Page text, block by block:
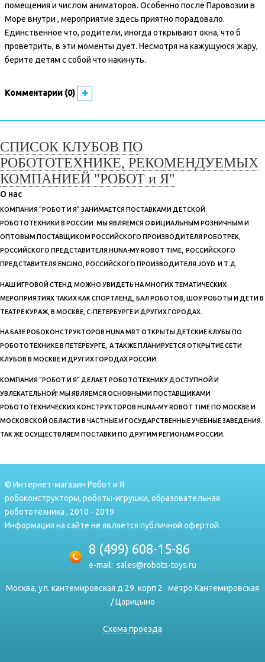
помещения и числом аниматоров. Особенно после Паровозии в
Море внутри , мероприятие здесь приятно порадовало.
Единственное что, родители, иногда открывают окна, что б
проветрить, в эти моменты дует. Несмотря на кажущуюся жару,
берите детям с собой что накинуть.
Комментарии (0)
СПИСОК КЛУБОВ ПО
РОБОТОТЕХНИКЕ, РЕКОМЕНДУЕМЫХ
КОМПАНИЕЙ "РОБОТ и Я"
О нас
КОМПАНИЯ "РОБОТ И Я" ЗАНИМАЕТСЯ ПОСТАВКАМИ ДЕТСКОЙ
РОБОТОТЕХНИКИ В РОССИИ. МЫ ЯВЛЯЕМСЯ ОФИЦИАЛЬНЫМ РОЗНИЧНЫМ И
ОПТОВЫМ ПОСТАВЩИКОМ РОССИЙСКОГО ПРОИЗВОДИТЕЛЯ РОБОТРЕК,
РОССИЙСКОГО ПРЕДСТАВИТЕЛЯ HUNA-MY ROBOT TIME, РОССИЙСКОГО
ПРЕДСТАВИТЕЛЯ ENGINO, РОССИЙСКОГО ПРОИЗВОДИТЕЛЯ JOYD И Т.Д.
НАШ ИГРОВОЙ СТЕНД МОЖНО УВИДЕТЬ НА МНОГИХ ТЕМАТИЧЕСКИХ
МЕРОПРИЯТИЯХ ТАКИХ КАК СПОРТЛЕНД, БАЛ РОБОТОВ, ШОУ РОБОТЫ И ДЕТИ В
ТЕАТРЕ КУРАЖ, В МОСКВЕ, С-ПЕТЕРБУРГЕ И ДРУГИХ ГОРОДАХ.
НА БАЗЕ РОБОКОНСТРУКТОРОВ HUNA MRT ОТКРЫТЫ ДЕТСКИЕ КЛУБЫ ПО
РОБОТОТЕХНИКЕ В ПЕТЕРБУРГЕ, А ТАКЖЕ ПЛАНИРУЕТСЯ ОТКРЫТИЕ СЕТИ
КЛУБОВ В МОСКВЕ И ДРУГИХ ГОРОДАХ РОССИИ.
КОМПАНИЯ "РОБОТ И Я" ДЕЛАЕТ РОБОТОТЕХНИКУ ДОСТУПНОЙ И
УВЛЕКАТЕЛЬНОЙ! МЫ ЯВЛЯЕМСЯ ОСНОВНЫМИ ПОСТАВЩИКАМИ
РОБОТОТЕХНИЧЕСКИХ КОНСТРУКТОРОВ HUNA-MY ROBOT TIME ПО МОСКВЕ И
МОСКОВСКОЙ ОБЛАСТИ В ЧАСТНЫЕ И ГОСУДАРСТВЕННЫЕ УЧЕБНЫЕ ЗАВЕДЕНИЯ.
ТАК ЖЕ ОСУЩЕСТВЛЯЕМ ПОСТАВКИ ПО ДРУГИМ РЕГИОНАМ РОССИИ.
© Интернет-магазин Робот и Я
робоконструкторы, роботы-игрушки, образовательная
робототехника , 2010 - 2019
Информация на сайте не является публичной офертой.
8 (499) 608-15-86
e-mail: sales@robots-toys.ru
Москва, ул. кантемировская д 29. корп 2
метро Кантемировская
/ Царицыно
Схема проезда